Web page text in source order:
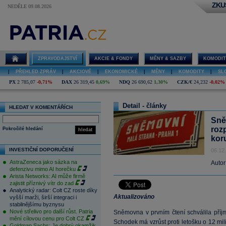
NEDĚLE 09.08.2026
ZPRAVODAJSTVÍ AKCIE & FONDY MĚNY & SAZBY
PŘEHLED ZPRÁV AKCIOVÉ EKONOMICKÉ MĚNY KOMODITY
PX 2 785,07 -0,71% DAX 26 319,45 0,69% NDQ 26 690,62 1,30% CZK/€ 24,232 -0,02%
HLEDAT V KOMENTÁŘÍCH
hledat
Pokročilé hledání
INVESTIČNÍ DOPORUČENÍ
AstraZeneca jako sázka na
defenzivu mimo AI horečku
Arista Networks: AI může firmě
zajistit příznivý vítr do zad
Analytický radar: Colt CZ roste díky
vyšší marži, širší integraci i
stabilnějšímu byznysu
Nové střelivo pro další růst. Patria
mění cílovou cenu pro Colt CZ
Detail - články
Aktualizováno
Sněmovna v prvním čtení schválila
Schodek má vzrůst proti letošku o 12